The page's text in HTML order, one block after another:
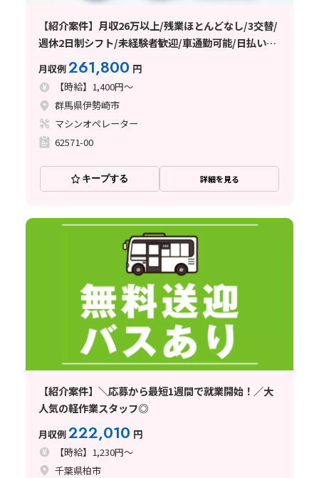
【紹介案件】月収26万以上/残業ほとんどなし/3交替/
週休2日制シフト/未経験者歓迎/車通勤可能/日払い・
週払い制度あり
月収例261,800 円
【時給】1,400円～
群馬県伊勢崎市
マシンオペレーター
62571-00
キープする 詳細を見る
【紹介案件】＼応募から最短1週間で就業開始！／大
人気の軽作業スタッフ◎
月収例222,010 円
【時給】1,230円～
千葉県柏市